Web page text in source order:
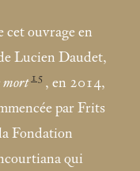
cet ouvrage en
Lucien Daudet,
mort 15 , en 2014,
par Frits
Fondation
qui